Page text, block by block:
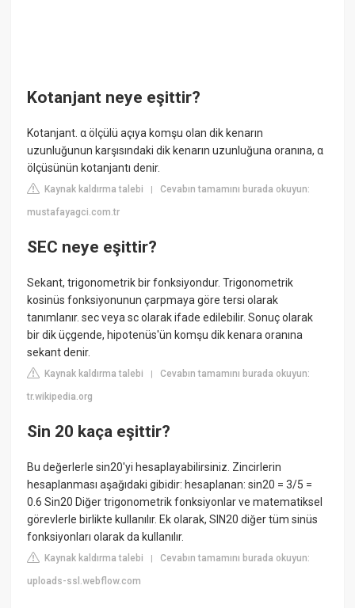
Kotanjant neye eşittir?
Kotanjant. α ölçülü açıya komşu olan dik kenarın
uzunluğunun karşısındaki dik kenarın uzunluğuna oranına, α
ölçüsünün kotanjantı denir.
Kaynak kaldırma talebi |Cevabın tamamını burada okuyun:
mustafayagci.com.tr
SEC neye eşittir?
Sekant, trigonometrik bir fonksiyondur. Trigonometrik
kosinüs fonksiyonunun çarpmaya göre tersi olarak
tanımlanır. sec veya sc olarak ifade edilebilir. Sonuç olarak
bir dik üçgende, hipotenüs'ün komşu dik kenara oranına
sekant denir.
Kaynak kaldırma talebi |Cevabın tamamını burada okuyun:
tr.wikipedia.org
Sin 20 kaça eşittir?
Bu değerlerle sin20'yi hesaplayabilirsiniz. Zincirlerin
hesaplanması aşağıdaki gibidir: hesaplanan: sin20 = 3/5 =
0.6 Sin20 Diğer trigonometrik fonksiyonlar ve matematiksel
görevlerle birlikte kullanılır. Ek olarak, SIN20 diğer tüm sinüs
fonksiyonları olarak da kullanılır.
Kaynak kaldırma talebi |Cevabın tamamını burada okuyun:
uploads-ssl.webflow.com